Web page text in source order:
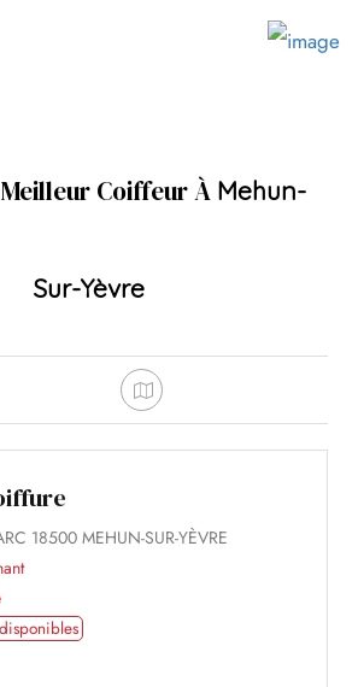
Coiffeur À Mehun-
Sur-Yèvre
18500 MEHUN-SUR-YÈVRE